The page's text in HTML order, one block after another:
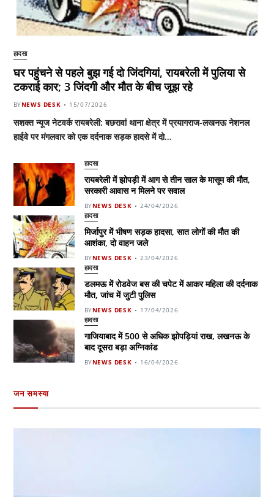
हादसा
घर पहुंचने से पहले बुझ गई दो जिंदगियां, रायबरेली में पुलिया से
टकराई कार; 3 जिंदगी और मौत के बीच जूझ रहे
BYNEWS DESK 15/07/2026
सशक्त न्यूज नेटवर्क रायबरेली: बछरावां थाना क्षेत्र में प्रयागराज-लखनऊ नेशनल
हाईवे पर मंगलवार को एक दर्दनाक सड़क हादसे में दो…
हादसा
रायबरेली में झोपड़ी में आग से तीन साल के मासूम की मौत,
सरकारी आवास न मिलने पर सवाल
BYNEWS DESK 24/04/2026
हादसा
मिर्जापुर में भीषण सड़क हादसा, सात लोगों की मौत की
आशंका, दो वाहन जले
BYNEWS DESK 23/04/2026
हादसा
डलमऊ में रोडवेज बस की चपेट में आकर महिला की दर्दनाक
मौत, जांच में जुटी पुलिस
BYNEWS DESK 17/04/2026
हादसा
गाजियाबाद में 500 से अधिक झोपड़ियां राख, लखनऊ के
बाद दूसरा बड़ा अग्निकांड
BYNEWS DESK 16/04/2026
जन समस्या